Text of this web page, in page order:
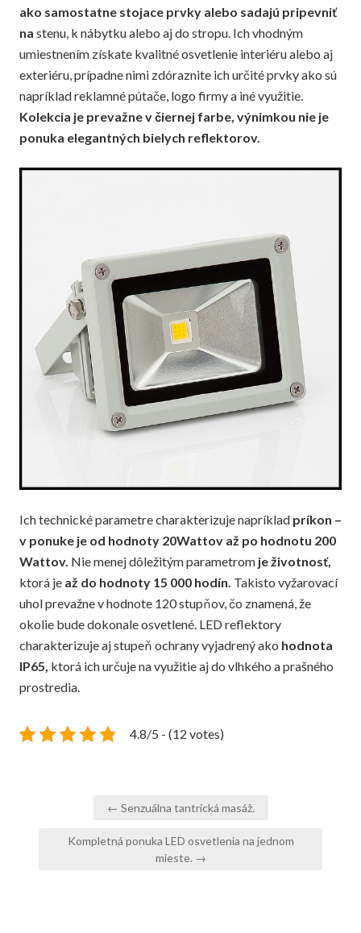
ako samostatne stojace prvky alebo sadajú pripevniť
na stenu, k nábytku alebo aj do stropu. Ich vhodným
umiestnením získate kvalitné osvetlenie interiéru alebo aj
exteriéru, prípadne nimi zdóraznite ich určité prvky ako sú
napríklad reklamné pútače, logo firmy a iné využitie.
Kolekcia je prevažne v čiernej farbe, výnimkou nie je
ponuka elegantných bielych reflektorov.
Ich technické parametre charakterizuje napríklad príkon –
v ponuke je od hodnoty 20Wattov až po hodnotu 200
Wattov. Nie menej dôležitým parametrom je životnosť,
ktorá je až do hodnoty 15 000 hodín. Takisto vyžarovací
uhol prevažne v hodnote 120 stupňov, čo znamená, že
okolie bude dokonale osvetlené. LED reflektory
charakterizuje aj stupeň ochrany vyjadrený ako hodnota
IP65, ktorá ich určuje na využitie aj do vlhkého a prašného
prostredia.
4.8/5 - (12 votes)
příspěvek
← Senzuálna tantrická masáž.
Kompletná ponuka LED osvetlenia na jednom
mieste. →